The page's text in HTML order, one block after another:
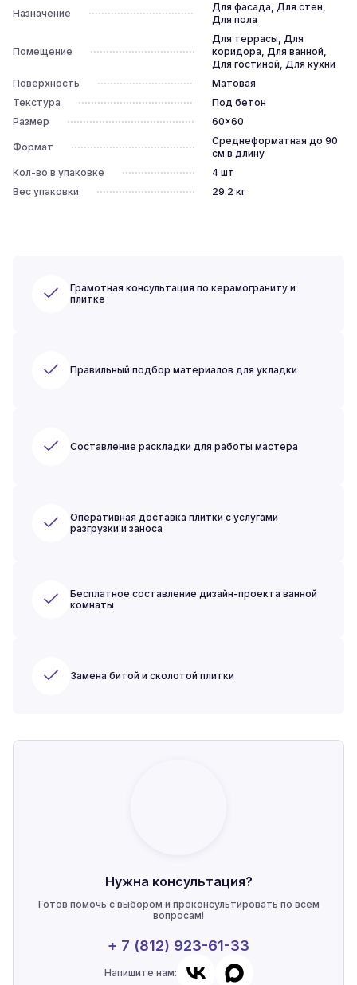
Назначение
Для фасада, Для стен,
Для пола
Помещение
Для террасы, Для
коридора, Для ванной,
Для гостиной, Для кухни
Поверхность
Матовая
Текстура
Под бетон
Размер
60x60
Формат
Среднеформатная до 90
см в длину
Кол-во в упаковке
4шт
Вес упаковки
29.2 кг
Грамотная консультация по керамограниту и
плитке
Правильный подбор материалов для укладки
Составление раскладки для работы мастера
Оперативная доставка плитки с услугами
разгрузки и заноса
Бесплатное составление дизайн-проекта ванной
комнаты
Замена битой и сколотой плитки
Нужна консультация?
Готов помочь с выбором и проконсультировать по всем
вопросам!
+ 7 (812) 923-61-33
Напишите нам: